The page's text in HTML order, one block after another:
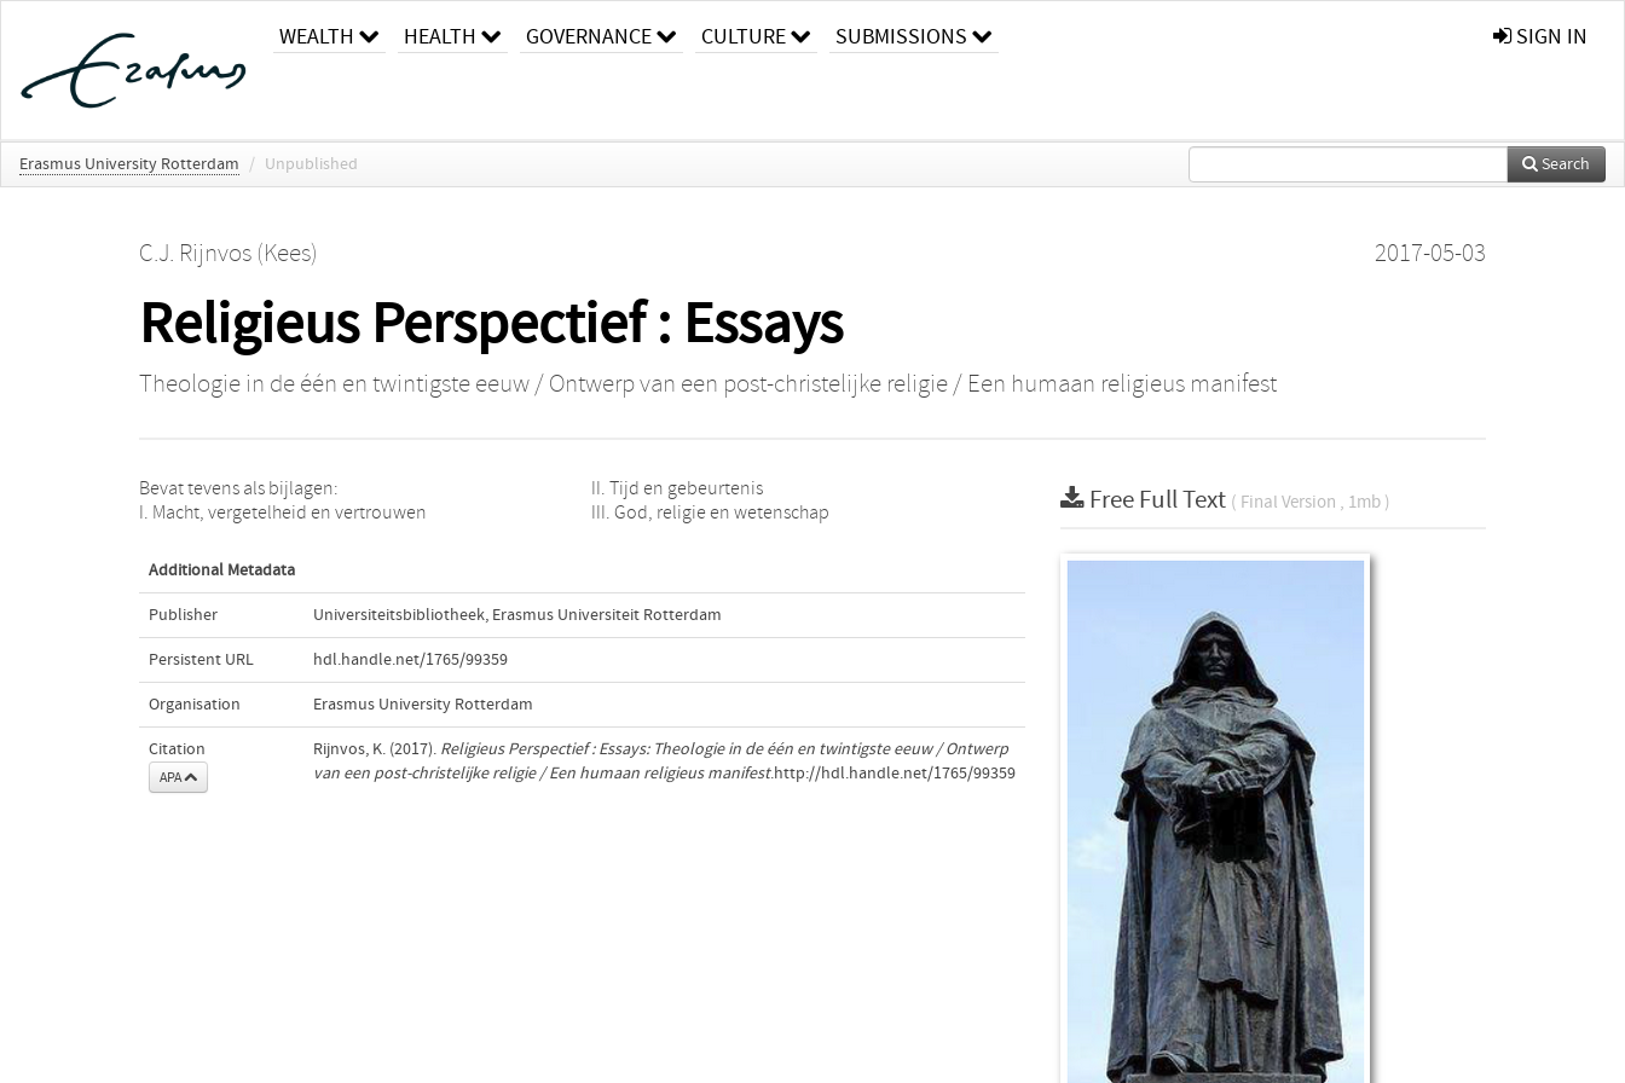
WEALTH HEALTH GOVERNANCE CULTURE SUBMISSIONS SIGN IN
Erasmus University Rotterdam / Unpublished Search
C.J. Rijnvos (Kees) 2017-05-03
Religieus Perspectief : Essays
Theologie in de één en twintigste eeuw / Ontwerp van een post-christelijke religie / Een humaan religieus manifest
Bevat tevens als bijlagen:
I. Macht, vergetelheid en vertrouwen
II. Tijd en gebeurtenis
III. God, religie en wetenschap
Additional Metadata
Publisher Universiteitsbibliotheek, Erasmus Universiteit Rotterdam
Persistent URL hdl.handle.net/1765/99359
Organisation Erasmus University Rotterdam
Citation
APA
Rijnvos, K. (2017). Religieus Perspectief : Essays: Theologie in de één en twintigste eeuw / Ontwerp
van een post-christelijke religie / Een humaan religieus manifest.http://hdl.handle.net/1765/99359
Free Full Text ( Final Version , 1mb )